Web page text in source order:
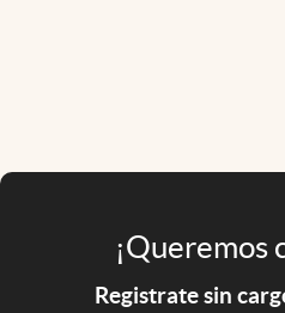
¡Queremos
Registrate sin